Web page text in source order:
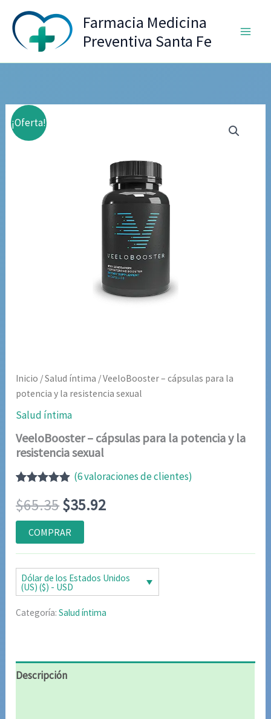
contenido
Farmacia Medicina
Preventiva Santa Fe
¡Oferta!
Inicio /Salud íntima / VeeloBooster – cápsulas para la
potencia y la resistencia sexual
Salud íntima
VeeloBooster – cápsulas para la potencia y la
resistencia sexual
con4.83de
5 en base
a
valoraciones
de clientes
(6valoraciones de clientes)
$65.35El
precio
original
era:
$65.35.
$35.92El
actual
es:
$35.92.
COMPRAR
Dólar de los Estados Unidos
(US) ($) - USD
Categoría:Salud íntima
Descripción